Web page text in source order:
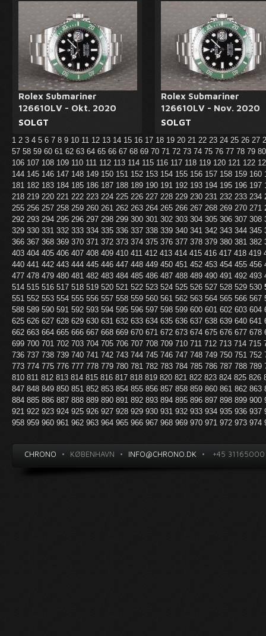
Rolex Submariner
126610LV - Okt. 2020
SOLGT
Rolex Submariner
126610LV - Nov. 2020
SOLGT
1 2 3 4 5 6 7 8 9 10 11 12 13 14 15 16 17 18 19 20 21 22 23 24 25 26 27
57 58 59 60 61 62 63 64 65 66 67 68 69 70 71 72 73 74 75 76 77 78 79
106 107 108 109 110 111 112 113 114 115 116 117 118 119 120 121 122
144 145 146 147 148 149 150 151 152 153 154 155 156 157 158 159 160
181 182 183 184 185 186 187 188 189 190 191 192 193 194 195 196 197
218 219 220 221 222 223 224 225 226 227 228 229 230 231 232 233 234
255 256 257 258 259 260 261 262 263 264 265 266 267 268 269 270 271
292 293 294 295 296 297 298 299 300 301 302 303 304 305 306 307 308
329 330 331 332 333 334 335 336 337 338 339 340 341 342 343 344 345
366 367 368 369 370 371 372 373 374 375 376 377 378 379 380 381 382
403 404 405 406 407 408 409 410 411 412 413 414 415 416 417 418 419
440 441 442 443 444 445 446 447 448 449 450 451 452 453 454 455 456
477 478 479 480 481 482 483 484 485 486 487 488 489 490 491 492 493
514 515 516 517 518 519 520 521 522 523 524 525 526 527 528 529 530
551 552 553 554 555 556 557 558 559 560 561 562 563 564 565 566 567
588 589 590 591 592 593 594 595 596 597 598 599 600 601 602 603 604
625 626 627 628 629 630 631 632 633 634 635 636 637 638 639 640 641
662 663 664 665 666 667 668 669 670 671 672 673 674 675 676 677 678
699 700 701 702 703 704 705 706 707 708 709 710 711 712 713 714 715
736 737 738 739 740 741 742 743 744 745 746 747 748 749 750 751 752
773 774 775 776 777 778 779 780 781 782 783 784 785 786 787 788 789
810 811 812 813 814 815 816 817 818 819 820 821 822 823 824 825 826
847 848 849 850 851 852 853 854 855 856 857 858 859 860 861 862 863
884 885 886 887 888 889 890 891 892 893 894 895 896 897 898 899 900
921 922 923 924 925 926 927 928 929 930 931 932 933 934 935 936 937
958 959 960 961 962 963 964 965 966 967 968 969 970 971 972 973 974
CHRONO • KØBENHAVN • INFO@CHRONO.DK • +45 31165000